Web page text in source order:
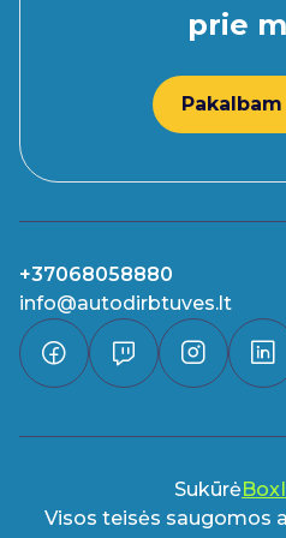
prie
Pakalbam
+37068058880
info@autodirbtuves.lt
Sukūrė
Visos teisės saugomos